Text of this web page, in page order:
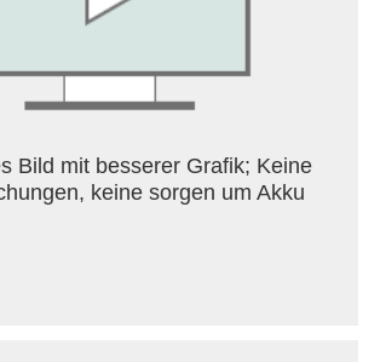
GAMES IN THE WORLD!★
puzzle, and improve your
an addictive daily puzzle game you
Bild mit besserer Grafik; Keine
keine sorgen um Akku